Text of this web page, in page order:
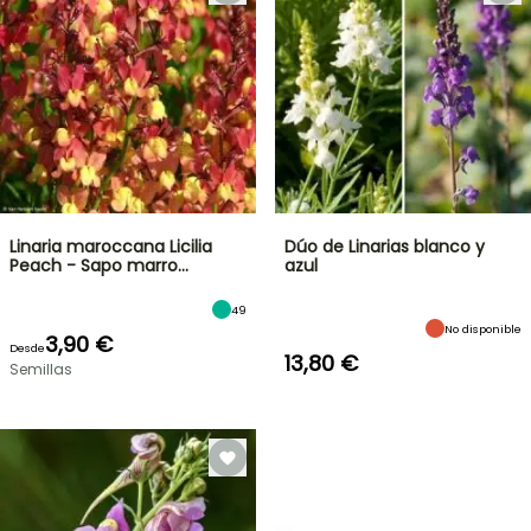
Linaria maroccana Licilia
Peach - Sapo marro…
49
Desde3,90 €
Semillas
Dúo de Linarias blanco y
azul
No disponible
13,80 €